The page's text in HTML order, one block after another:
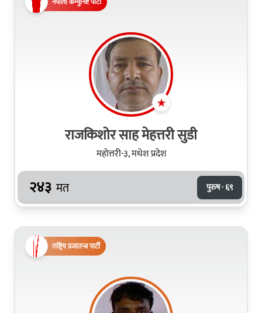
राजकिशोर साह मेहत्तरी सुडी
महोत्तरी-३, मधेश प्रदेश
२४३ मत पुरुष · ६९
राष्ट्रिय प्रजातन्त्र पार्टी